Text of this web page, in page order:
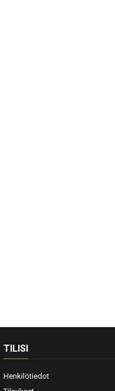
TILISI
Henkilötiedot